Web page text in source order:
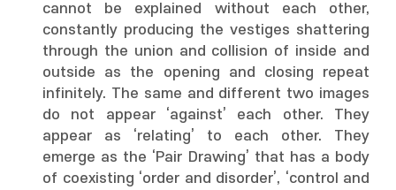
cannot be explained without each other,
constantly producing the vestiges shattering
through the union and collision of inside and
outside as the opening and closing repeat
infinitely. The same and different two images
do not appear ‘against’ each other. They
appear as ‘relating’ to each other. They
emerge as the ‘Pair Drawing’ that has a body
of coexisting ‘order and disorder’, ‘control and